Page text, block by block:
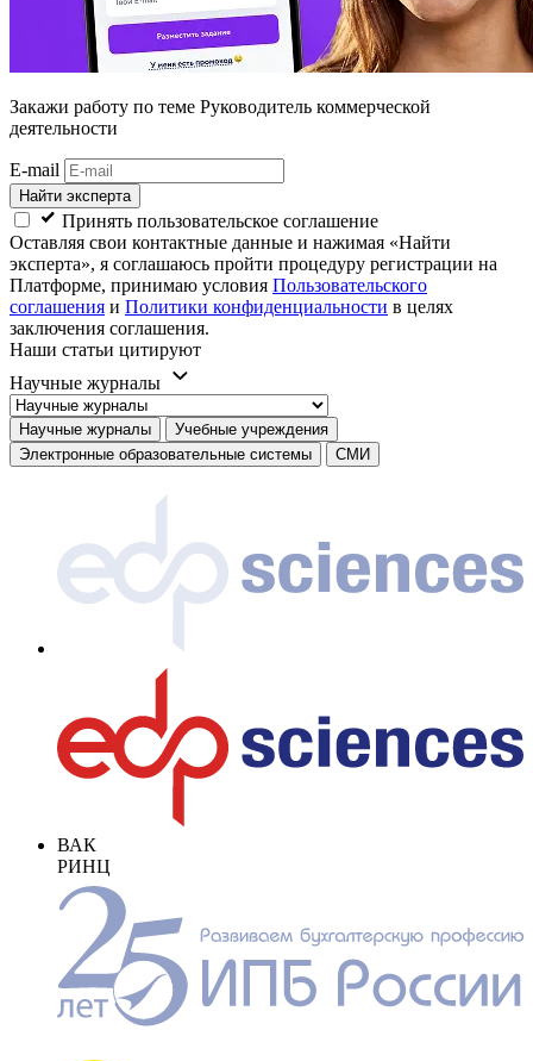
Закажи работу по теме Руководитель коммерческой
деятельности
E-mail
Найти эксперта
Принять пользовательское соглашение
Оставляя свои контактные данные и нажимая «Найти
эксперта», я соглашаюсь пройти процедуру регистрации на
Платформе, принимаю условия Пользовательского
соглашения и Политики конфиденциальности в целях
заключения соглашения.
Наши статьи цитируют
Научные журналы
Научные журналы
Учебные учреждения
Электронные образовательные системы
СМИ
ВАК
РИНЦ